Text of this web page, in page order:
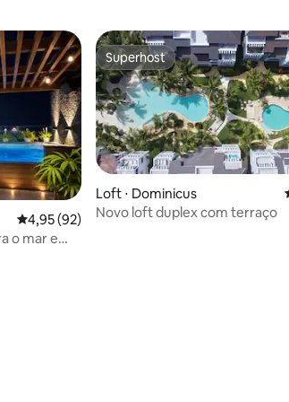
4,95 de uma avaliação média de 5, 92
4,95 (92)
o mar e
Superhost
Superhost
Loft ⋅ Dominicus
Novo loft duplex com terraço